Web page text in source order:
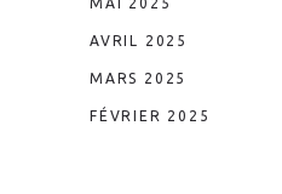
AVRIL 2025
MARS 2025
FÉVRIER 2025